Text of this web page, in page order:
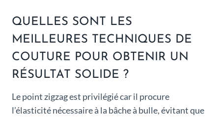
QUELLES SONT LES
MEILLEURES TECHNIQUES DE
COUTURE POUR OBTENIR UN
RÉSULTAT SOLIDE ?
Le point zigzag est privilégié car il procure
l’élasticité nécessaire à la bâche à bulle, évitant que